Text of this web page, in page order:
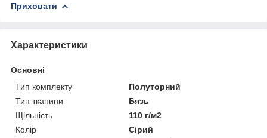
Приховати
Характеристики
Основні
Тип комплекту
Полуторний
Тип тканини
Бязь
Щільність
110 г/м2
Колір
Сірий